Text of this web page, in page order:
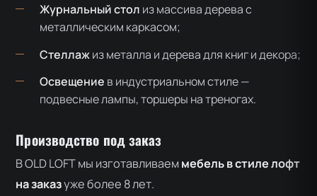
Журнальный стол из массива дерева с
металлическим каркасом;
Стеллажиз металла и дерева для книг и декора;
Освещение в индустриальном стиле —
подвесные лампы, торшеры на треногах.
Производство под заказ
В OLD LOFT мы изготавливаеммебель в стиле лофт
на заказуже более 8 лет.